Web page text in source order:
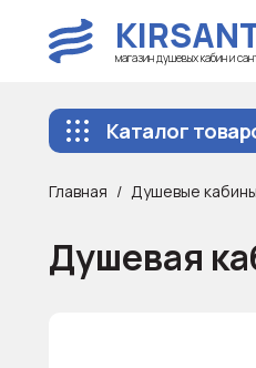
магазин душевых кабин и
Каталог
Главная Душевые кабины
Душевая